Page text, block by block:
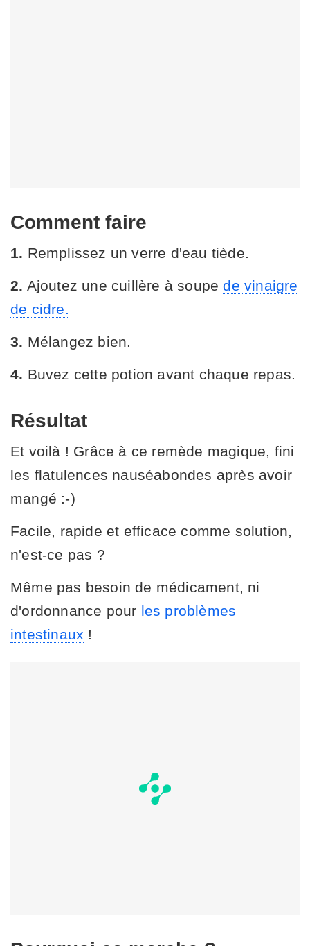
Comment faire
1. Remplissez un verre d'eau tiède.
2. Ajoutez une cuillère à soupede vinaigre
de cidre.
3. Mélangez bien.
4. Buvez cette potion avant chaque repas.
Résultat
Et voilà ! Grâce à ce remède magique, fini
les flatulences nauséabondes après avoir
mangé :-)
Facile, rapide et efficace comme solution,
n'est-ce pas ?
Même pas besoin de médicament, ni
d'ordonnance pour les problèmes
intestinaux !